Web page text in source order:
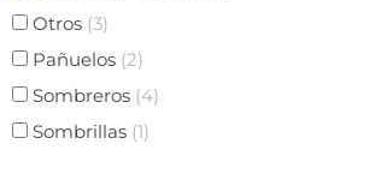
Otros (3)
Pañuelos (2)
Sombreros (4)
Sombrillas (1)